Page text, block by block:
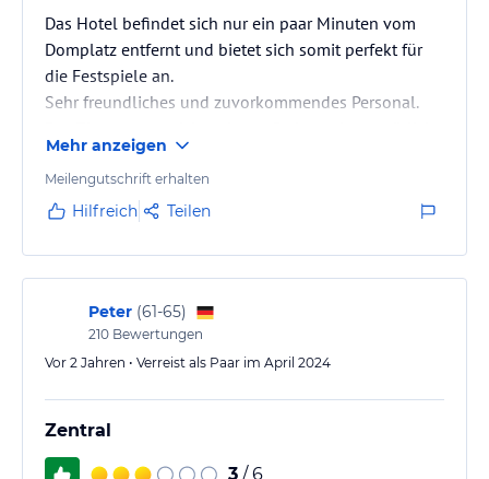
Das Hotel befindet sich nur ein paar Minuten vom
Domplatz entfernt und bietet sich somit perfekt für
die Festspiele an.
Sehr freundliches und zuvorkommendes Personal.
und schön.
Haben für August schon wieder gebucht und freuen
uns.
Mehr anzeigen
Meilengutschrift erhalten
Hilfreich Teilen
Peter (61-65)
210 Bewertungen
Vor 2 Jahren • Verreist als Paar im April 2024
Zentral
3 / 6